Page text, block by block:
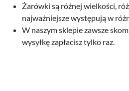
Żarówki są różnej wielkości,
najważniejsze występują w
W naszym sklepie zawsze
wysyłkę zapłacisz tylko raz.